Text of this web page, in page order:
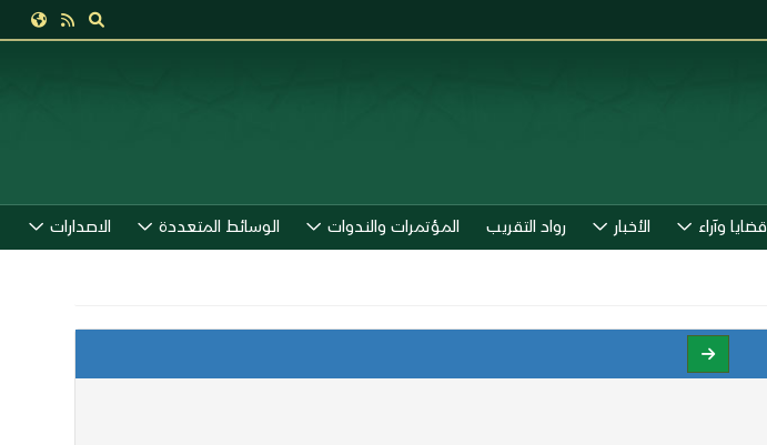
قضايا وآراء الأخبار رواد التقريب المؤتمرات والندوات الوسائط المتعددة الاصدارات